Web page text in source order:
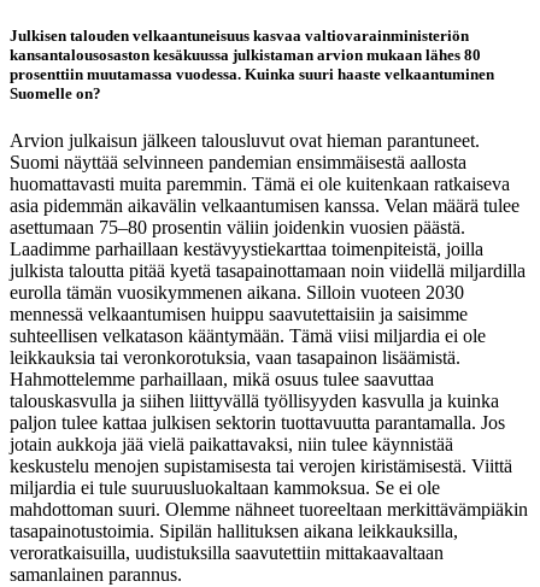
Julkisen talouden velkaantuneisuus kasvaa valtiovarainministeriön
kansantalousosaston kesäkuussa julkistaman arvion mukaan lähes 80
prosenttiin muutamassa vuodessa. Kuinka suuri haaste velkaantuminen
Suomelle on?
Arvion julkaisun jälkeen talousluvut ovat hieman parantuneet.
Suomi näyttää selvinneen pandemian ensimmäisestä aallosta
huomattavasti muita paremmin. Tämä ei ole kuitenkaan ratkaiseva
asia pidemmän aikavälin velkaantumisen kanssa. Velan määrä tulee
asettumaan 75–80 prosentin väliin joidenkin vuosien päästä.
Laadimme parhaillaan kestävyystiekarttaa toimenpiteistä, joilla
julkista taloutta pitää kyetä tasapainottamaan noin viidellä miljardilla
eurolla tämän vuosikymmenen aikana. Silloin vuoteen 2030
mennessä velkaantumisen huippu saavutettaisiin ja saisimme
suhteellisen velkatason kääntymään. Tämä viisi miljardia ei ole
leikkauksia tai veronkorotuksia, vaan tasapainon lisäämistä.
Hahmottelemme parhaillaan, mikä osuus tulee saavuttaa
talouskasvulla ja siihen liittyvällä työllisyyden kasvulla ja kuinka
paljon tulee kattaa julkisen sektorin tuottavuutta parantamalla. Jos
jotain aukkoja jää vielä paikattavaksi, niin tulee käynnistää
keskustelu menojen supistamisesta tai verojen kiristämisestä. Viittä
miljardia ei tule suuruusluokaltaan kammoksua. Se ei ole
mahdottoman suuri. Olemme nähneet tuoreeltaan merkittävämpiäkin
tasapainotustoimia. Sipilän hallituksen aikana leikkauksilla,
veroratkaisuilla, uudistuksilla saavutettiin mittakaavaltaan
samanlainen parannus.